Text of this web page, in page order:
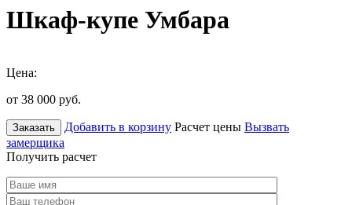
Шкаф-купе Умбара
Цена:
от 38 000 руб.
Заказать Добавить в корзину Расчет цены Вызвать
замерщика
Получить расчет